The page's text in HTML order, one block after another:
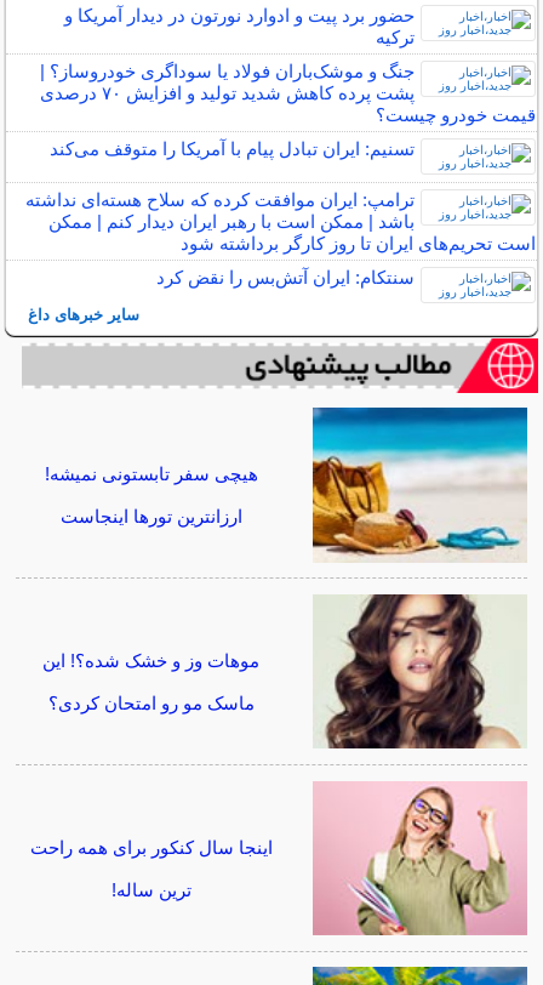
حضور برد پیت و ادوارد نورتون در دیدار آمریکا و
ترکیه
جنگ و موشک‌باران فولاد یا سوداگری خودروساز؟ |
پشت پرده کاهش شدید تولید و افزایش ۷۰ درصدی
قیمت خودرو چیست؟
تسنیم: ایران تبادل پیام با آمریکا را متوقف می‌کند
ترامپ: ایران موافقت کرده که سلاح هسته‌ای نداشته
باشد | ممکن است با رهبر ایران دیدار کنم | ممکن
است تحریم‌های ایران تا روز کارگر برداشته شود
سنتکام: ایران آتش‌بس را نقض کرد
سایر خبرهای داغ
هیچی سفر تابستونی نمیشه!
ارزانترین تورها اینجاست
موهات وز و خشک شده؟! این
ماسک مو رو امتحان کردی؟
اینجا سال کنکور برای همه راحت
ترین ساله!